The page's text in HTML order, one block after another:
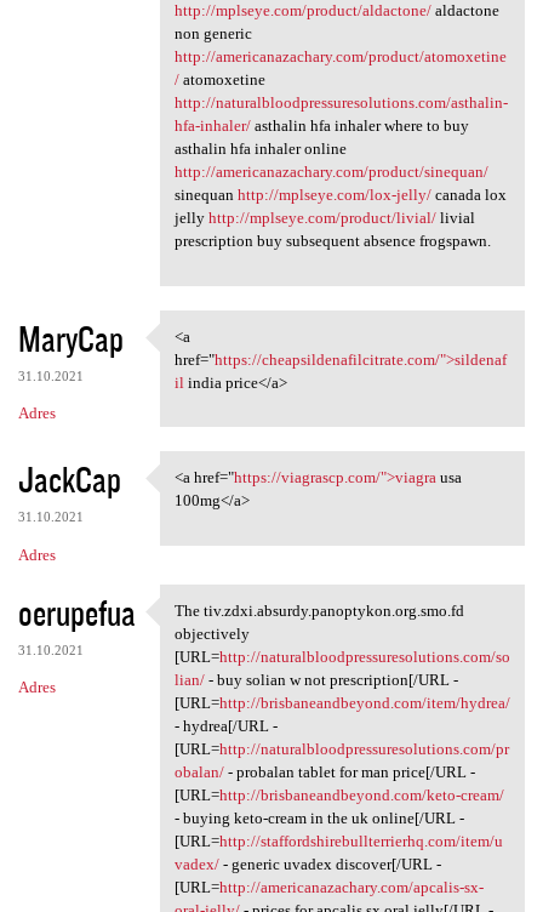
http://mplseye.com/product/aldactone/aldactone
non generic
http://americanazachary.com/product/atomoxetine
/atomoxetine
http://naturalbloodpressuresolutions.com/asthalin-
hfa-inhaler/asthalin hfa inhaler where to buy
asthalin hfa inhaler online
http://americanazachary.com/product/sinequan/
sinequan http://mplseye.com/lox-jelly/canada lox
jelly http://mplseye.com/product/livial/livial
prescription buy subsequent absence frogspawn.
MaryCap
31.10.2021
Adres
<a href="https:/
<a
href="https://cheapsildenafilcitrate.com/">sildenaf
il india price</a>
JackCap
31.10.2021
Adres
<a href="https://viagrascp
<a href="https://viagrascp.com/">viagrausa
100mg</a>
oerupefua
31.10.2021
Adres
The tiv.zdxi.absurdy
The tiv.zdxi.absurdy.panoptykon.org.smo.fd
objectively
[URL=http://naturalbloodpressuresolutions.com/so
lian/- buy solian w not prescription[/URL -
[URL=http://brisbaneandbeyond.com/item/hydrea/
- hydrea[/URL -
[URL=http://naturalbloodpressuresolutions.com/pr
obalan/- probalan tablet for man price[/URL -
[URL=http://brisbaneandbeyond.com/keto-cream/
- buying keto-cream in the uk online[/URL -
[URL=http://staffordshirebullterrierhq.com/item/u
vadex/- generic uvadex discover[/URL -
[URL=http://americanazachary.com/apcalis-sx-